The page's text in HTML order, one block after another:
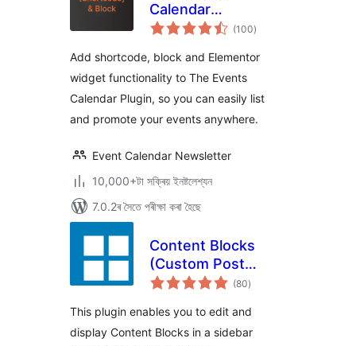
Calendar
Shortcode & Block
(100টা
মুঠ)
Add shortcode, block and Elementor
widget functionality to The Events
Calendar Plugin, so you can easily list
and promote your events anywhere.
Event Calendar Newsletter
10,000+টা সক্ৰিয় ইনষ্টলেশ্যন
7.0.2ৰ সৈতে পৰীক্ষা কৰা হৈছে
Content Blocks
(Custom Post
Widget)
(80টা
মুঠ)
This plugin enables you to edit and
display Content Blocks in a sidebar